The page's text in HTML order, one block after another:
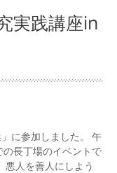
実践講座in
に参加しました。 午
長丁場のイベントで
悪人を善人にしよう